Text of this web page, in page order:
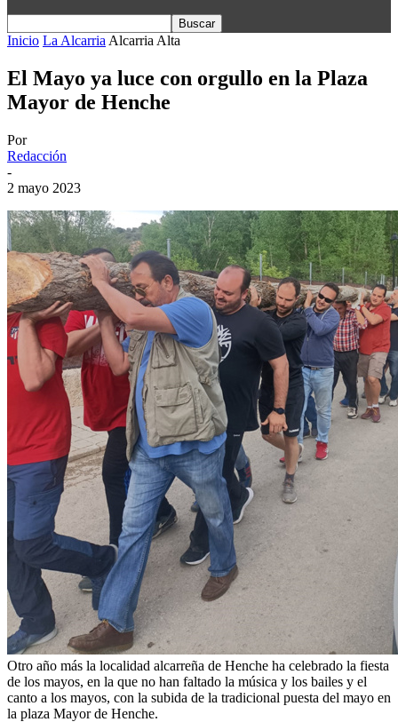
Inicio La Alcarria Alcarria Alta
El Mayo ya luce con orgullo en la Plaza
Mayor de Henche
Por
Redacción
-
2 mayo 2023
Otro año más la localidad alcarreña de Henche ha celebrado la fiesta
de los mayos, en la que no han faltado la música y los bailes y el
canto a los mayos, con la subida de la tradicional puesta del mayo en
la plaza Mayor de Henche.